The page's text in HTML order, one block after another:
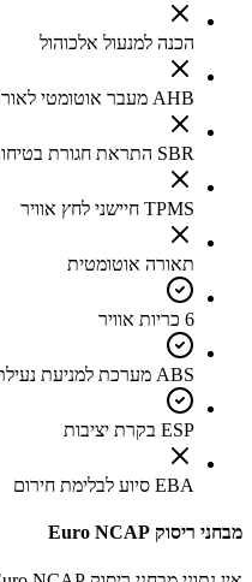
הכנה למנעול אלכוהול
AHB מעבר אוטומטי לאורות גבוהים
SBR התראת חגורת בטיחות
TPMS חיישני לחץ אוויר
תאורה אוטומטית
6 כריות אוויר
ABS מערכת למניעת נעילת גלגלים
ESP בקרת יציבות
EBA סיוע לבלימת חירום
מבחני ריסוק Euro NCAP